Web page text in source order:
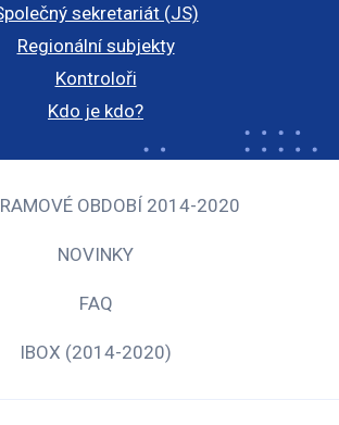
sekretariát (JS)
Regionální subjekty
Kontroloři
Kdo je kdo?
OBDOBÍ 2014-2020
NOVINKY
FAQ
IBOX (2014-2020)